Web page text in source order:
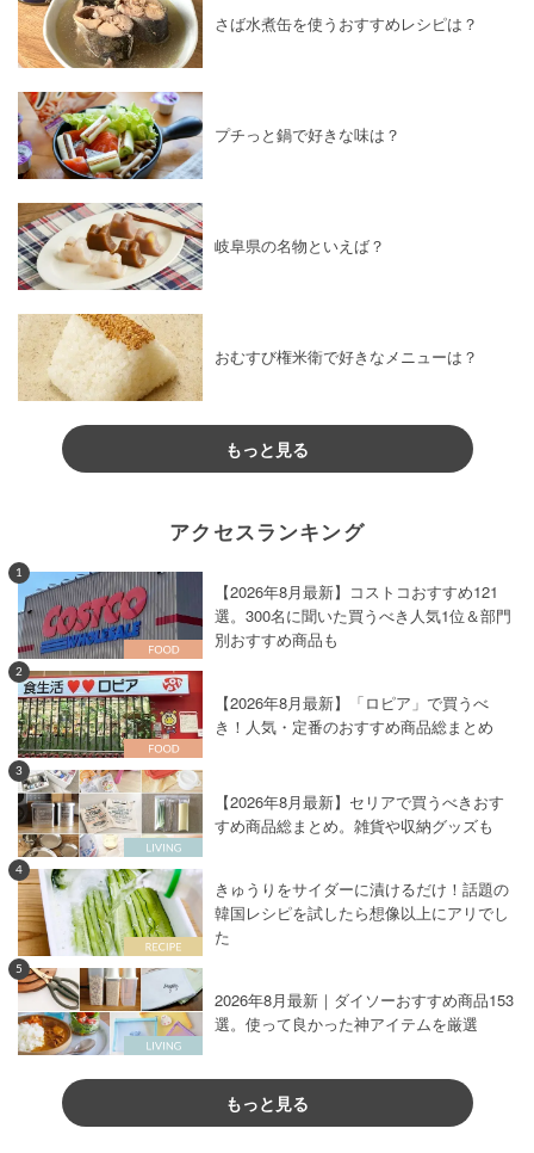
さば水煮缶を使うおすすめレシピは？
プチっと鍋で好きな味は？
岐阜県の名物といえば？
おむすび権米衛で好きなメニューは？
もっと見る
アクセスランキング
1
【2026年8月最新】コストコおすすめ121
選。300名に聞いた買うべき人気1位＆部門
別おすすめ商品も
2
【2026年8月最新】「ロピア」で買うべ
き！人気・定番のおすすめ商品総まとめ
3
【2026年8月最新】セリアで買うべきおす
すめ商品総まとめ。雑貨や収納グッズも
4
きゅうりをサイダーに漬けるだけ！話題の
韓国レシピを試したら想像以上にアリでし
た
5
2026年8月最新｜ダイソーおすすめ商品153
選。使って良かった神アイテムを厳選
もっと見る